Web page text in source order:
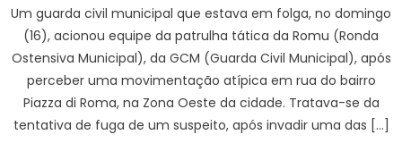
escolas
da
Rede
Municipal
–
Agência
de
Um guarda civil municipal que estava em folga, no domingo
(16), acionou equipe da patrulha tática da Romu (Ronda
Ostensiva Municipal), da GCM (Guarda Civil Municipal), após
perceber uma movimentação atípica em rua do bairro
Piazza di Roma, na Zona Oeste da cidade. Tratava-se da
tentativa de fuga de um suspeito, após invadir uma das […]